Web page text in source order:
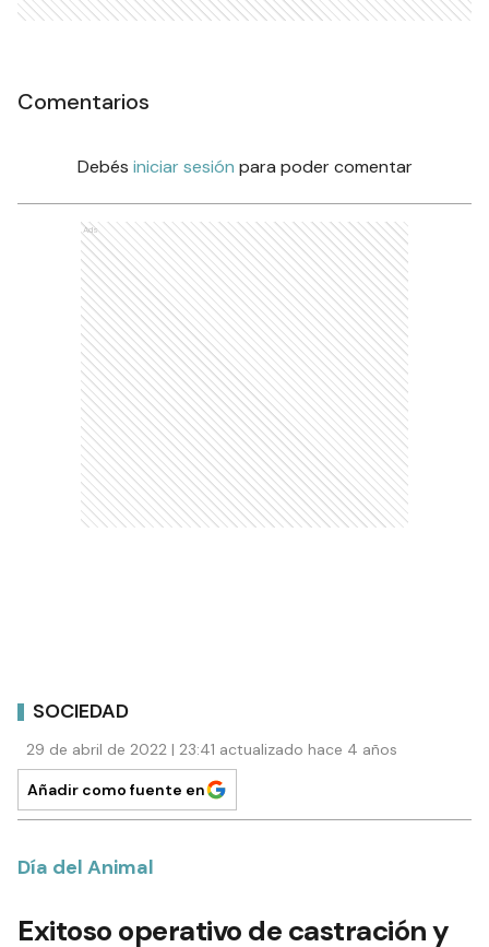
Comentarios
Debés iniciar sesión para poder comentar
Ads
SOCIEDAD
29 de abril de 2022 | 23:41 actualizado hace 4 años
Añadir como fuente en
Día del Animal
Exitoso operativo de castración y